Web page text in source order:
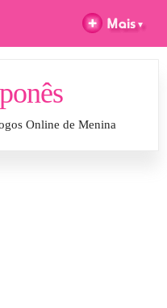
Online de Menina